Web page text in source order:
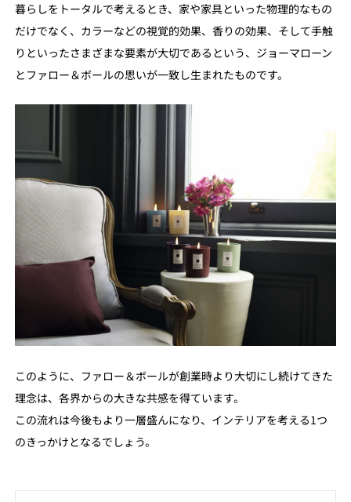
暮らしをトータルで考えるとき、家や家具といった物理的なもの
だけでなく、カラーなどの視覚的効果、香りの効果、そして手触
りといったさまざまな要素が大切であるという、ジョーマローン
とファロー＆ボールの思いが一致し生まれたものです。
このように、ファロー＆ボールが創業時より大切にし続けてきた
理念は、各界からの大きな共感を得ています。
この流れは今後もより一層盛んになり、インテリアを考える1つ
のきっかけとなるでしょう。